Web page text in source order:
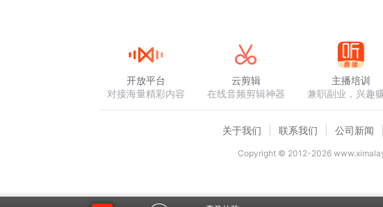
开放平台
对接海量精彩内容
云剪辑
在线音频剪辑神器
主播培训
兼职副业，兴趣
关于我们 联系我们 公司新闻
Copyright © 2012-2026